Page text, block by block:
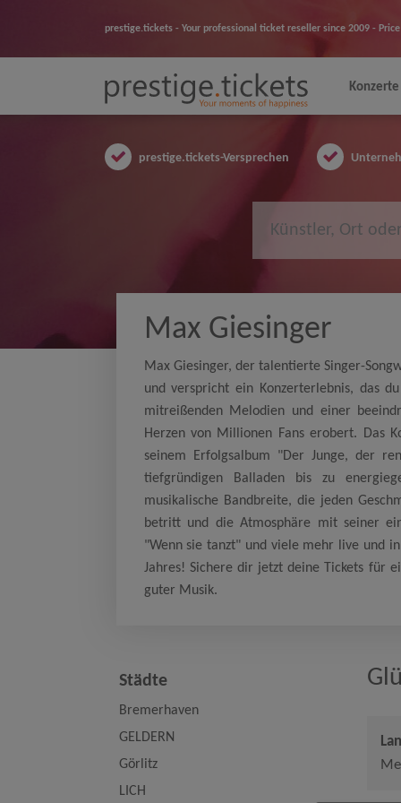
prestige.tickets - Your professional ticket reseller since 2009 -
Konzerte
prestige.tickets-Versprechen
Max Giesinger
Max Giesinger, der talentierte Singer-
und verspricht ein Konzerterlebnis, das
mitreißenden Melodien und einer
Herzen von Millionen Fans erobert. Das
seinem Erfolgsalbum "Der Junge, der
tiefgründigen Balladen bis zu
musikalische Bandbreite, die jeden
betritt und die Atmosphäre mit seiner
"Wenn sie tanzt" und viele mehr live und
Jahres! Sichere dir jetzt deine Tickets für
guter Musik.
Städte
Bremerhaven
GELDERN
Görlitz
LICH